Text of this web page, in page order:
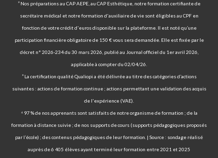
² Nos préparations au CAP AEPE, au CAP Esthétique, notre formation certifiante de
secrétaire médical et notre formation d'auxiliaire de vie sont éligibles au CPF en
fonction de votre crédit d'euros disponible sur la plateforme. Il est noté qu’une
participation financière obligatoire de 150 € vous sera demandée. Elle est fixée par le
décret n° 2026-234 du 30 mars 2026, publié au Journal officiel du 1er avril 2026,
applicable à compter du 02/04/26.
³ La certification qualité Qualiopi a été délivrée au titre des catégories d’actions
suivantes : actions de formation continue ; actions permettant une validation des acquis
de l'expérience (VAE).
⁴ 97 % de nos apprenants sont satisfaits de notre organisme de formation ; de la
formation à distance suivie ; de nos supports de cours (supports pédagogiques proposés
par l’école) ; des contenus pédagogiques de leur formation. | Source : sondage réalisé
auprès de 6 405 élèves ayant terminé leur formation entre 2021 et 2025